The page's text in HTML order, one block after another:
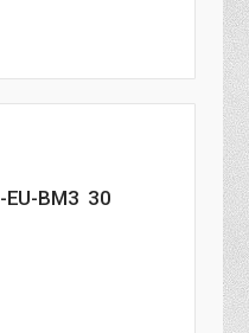
EU-BM3 30